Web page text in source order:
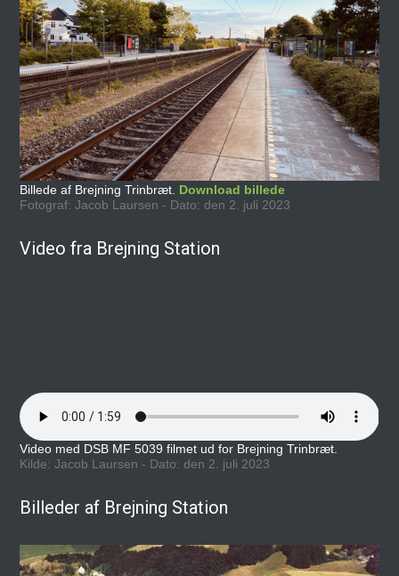
Billede af Brejning Trinbræt. Download billede
Fotograf: Jacob Laursen - Dato: den 2. juli 2023
Video fra Brejning Station
Video med DSB MF 5039 filmet ud for Brejning Trinbræt.
Kilde: Jacob Laursen - Dato: den 2. juli 2023
Billeder af Brejning Station